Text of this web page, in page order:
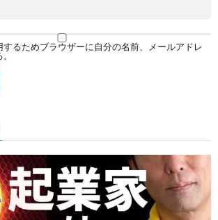
るためブラウザーに自分の名前、メールアドレ